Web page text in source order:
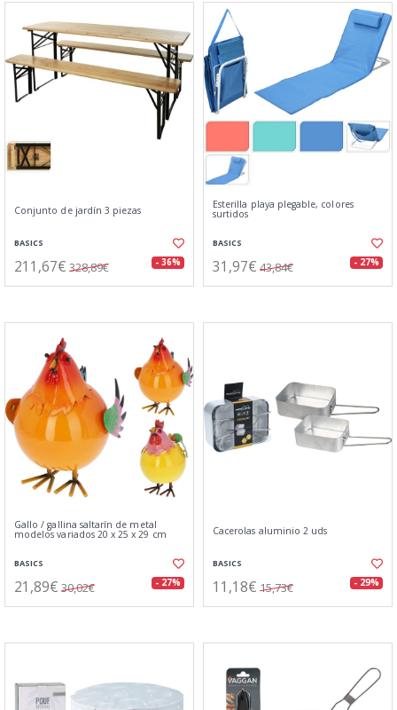
Conjunto de jardín 3 piezas
BASICS
211,67€ 328,89€ - 36%
Esterilla playa plegable, colores
surtidos
BASICS
31,97€ 43,84€ - 27%
Gallo / gallina saltarín de metal
modelos variados 20 x 25 x 29 cm
BASICS
21,89€ 30,02€ - 27%
Cacerolas aluminio 2 uds
BASICS
11,18€ 15,73€ - 29%